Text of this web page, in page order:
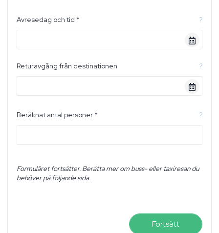
Avresedag och tid * ?
Returavgång från destinationen ?
Beräknat antal personer * ?
Formuläret fortsätter. Berätta mer om buss- eller taxiresan du
behöver på följande sida.
Fortsätt